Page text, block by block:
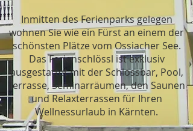
Inmitten des Ferienparks gelegen
wohnen Sie wie ein Fürst an einem der
schönsten Plätze vom Ossiacher See.
Das Ferienschlössl ist exklusiv
ausgestattet mit der Schlossbar, Pool,
Terrasse, Seminarräumen, den Saunen
und Relaxterrassen für Ihren
Wellnessurlaub in Kärnten.